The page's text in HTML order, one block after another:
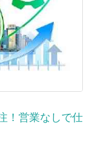
！営業なしで仕